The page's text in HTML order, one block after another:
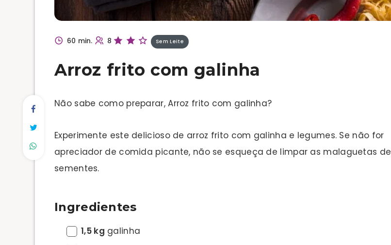
60 min. 8 Sem Leite
Arroz frito com galinha
Não sabe como preparar, Arroz frito com galinha?
Experimente este delicioso de arroz frito com galinha e legumes. Se não for
apreciador de comida picante, não se esqueça de limpar as malaguetas de
sementes.
Ingredientes
1,5 kg galinha